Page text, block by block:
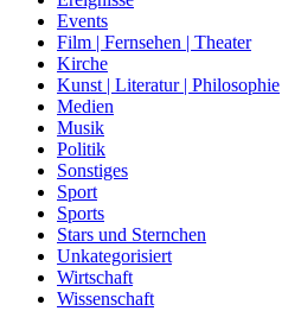
Events
Film | Fernsehen | Theater
Kirche
Kunst | Literatur | Philosophie
Medien
Musik
Politik
Sonstiges
Sport
Sports
Stars und Sternchen
Unkategorisiert
Wirtschaft
Wissenschaft